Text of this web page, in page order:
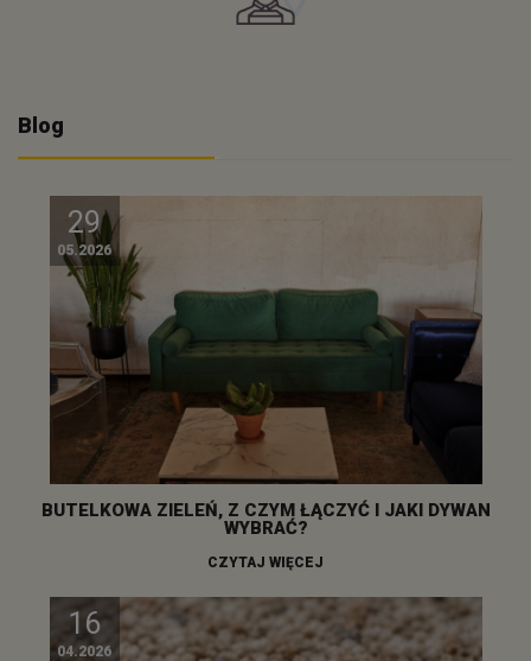
Blog
29
05.2026
BUTELKOWA ZIELEŃ, Z CZYM ŁĄCZYĆ I JAKI DYWAN
WYBRAĆ?
CZYTAJ WIĘCEJ
16
04.2026